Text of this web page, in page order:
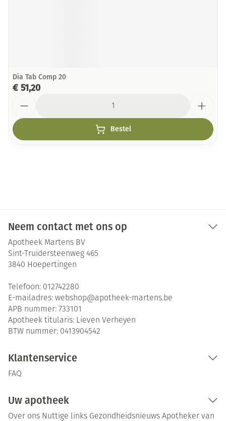
Dia Tab Comp 20
€ 51,20
Bestel
Neem contact met ons op
Apotheek Martens BV
Sint-Truidersteenweg 465
3840 Hoepertingen
Telefoon: 012742280
E-mailadres: webshop@apotheek-martens.be
APB nummer: 733101
Apotheek titularis: Lieven Verheyen
BTW nummer: 0413904542
Klantenservice
FAQ
Uw apotheek
Over ons Nuttige links Gezondheidsnieuws Apotheker van